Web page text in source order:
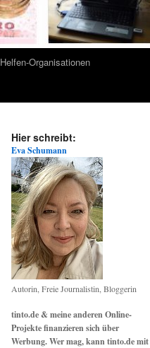
Helfen-Organisationen
Hier schreibt:
Eva Schumann
Autorin, Freie Journalistin, Bloggerin
tinto.de & meine anderen Online-
Projekte finanzieren sich über
Werbung. Wer mag, kann tinto.de mit